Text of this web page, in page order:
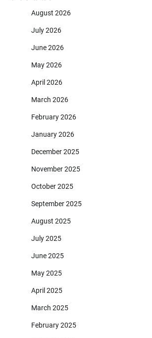
August 2026
July 2026
June 2026
May 2026
April 2026
March 2026
February 2026
January 2026
December 2025
November 2025
October 2025
September 2025
August 2025
July 2025
June 2025
May 2025
April 2025
March 2025
February 2025